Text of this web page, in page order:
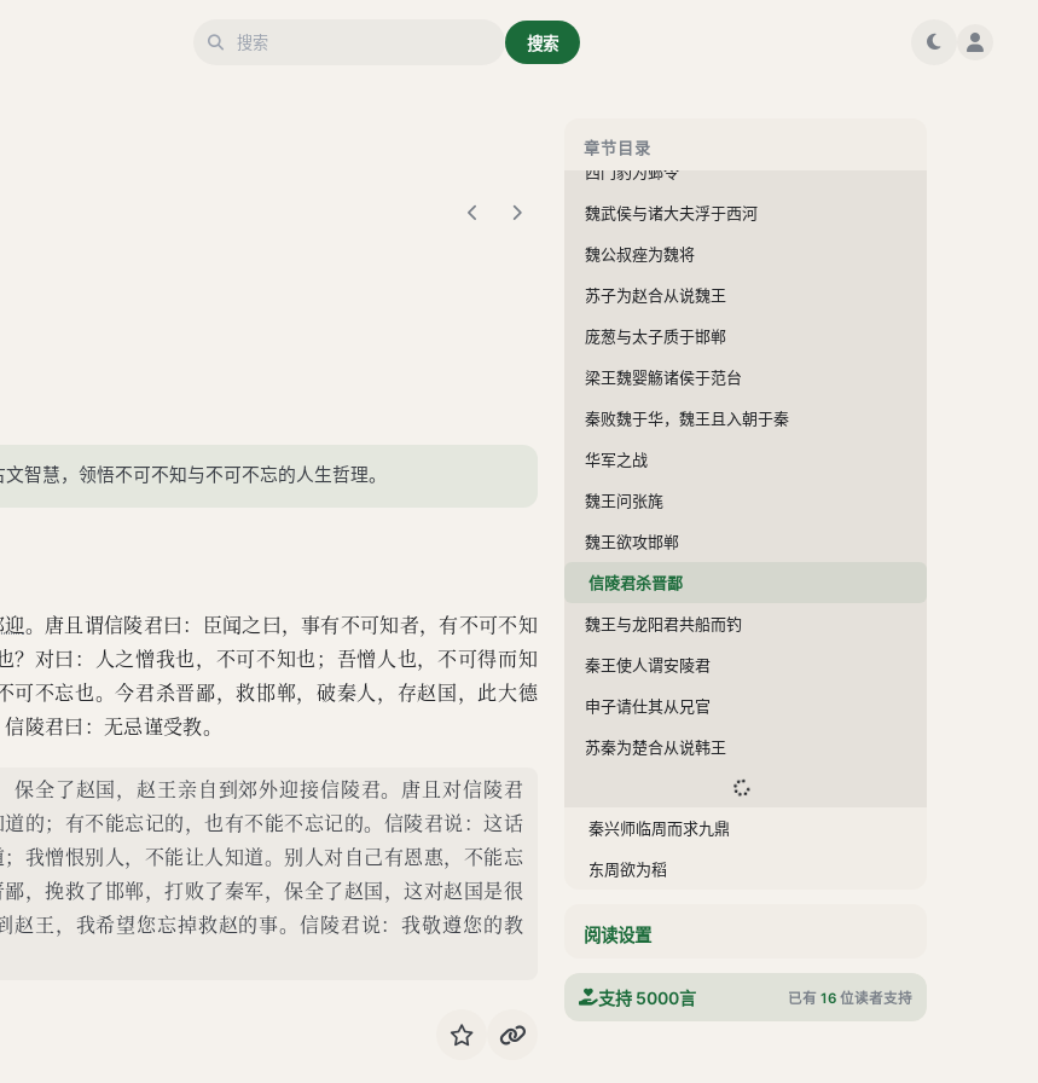
搜索
智慧，领悟不可不知与不可不忘的人生哲理。
。唐且谓信陵君曰：臣闻之曰，事有不可知者，有不可不知
对曰：人之憎我也，不可不知也；吾憎人也，不可得而知
不忘也。今君杀晋鄙，救邯郸，破秦人，存赵国，此大德
陵君曰：无忌谨受教。
全了赵国，赵王亲自到郊外迎接信陵君。唐且对信陵君
的；有不能忘记的，也有不能不忘记的。信陵君说：这话
我憎恨别人，不能让人知道。别人对自己有恩惠，不能忘
，挽救了邯郸，打败了秦军，保全了赵国，这对赵国是很
王，我希望您忘掉救赵的事。信陵君说：我敬遵您的教
章节目录
西门豹为邺令
魏武侯与诸大夫浮于西河
魏公叔痤为魏将
苏子为赵合从说魏王
庞葱与太子质于邯郸
梁王魏婴觞诸侯于范台
秦败魏于华，魏王且入朝于秦
华军之战
魏王问张旄
魏王欲攻邯郸
信陵君杀晋鄙
魏王与龙阳君共船而钓
秦王使人谓安陵君
申子请仕其从兄官
苏秦为楚合从说韩王
秦兴师临周而求九鼎
东周欲为稻
杜赫欲重景翠于周
昌他亡西周
阅读设置
支持 5000言 已有 16 位读者支持